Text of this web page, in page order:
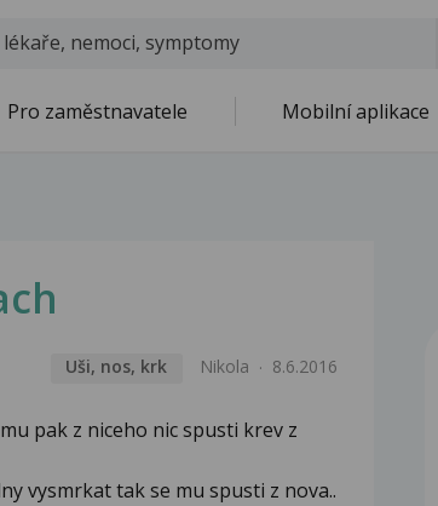
Pro zaměstnavatele Mobilní aplikace
Uši, nos, krk Nikola 8.6.2016
pak z niceho nic spusti krev z
vysmrkat tak se mu spusti z nova..